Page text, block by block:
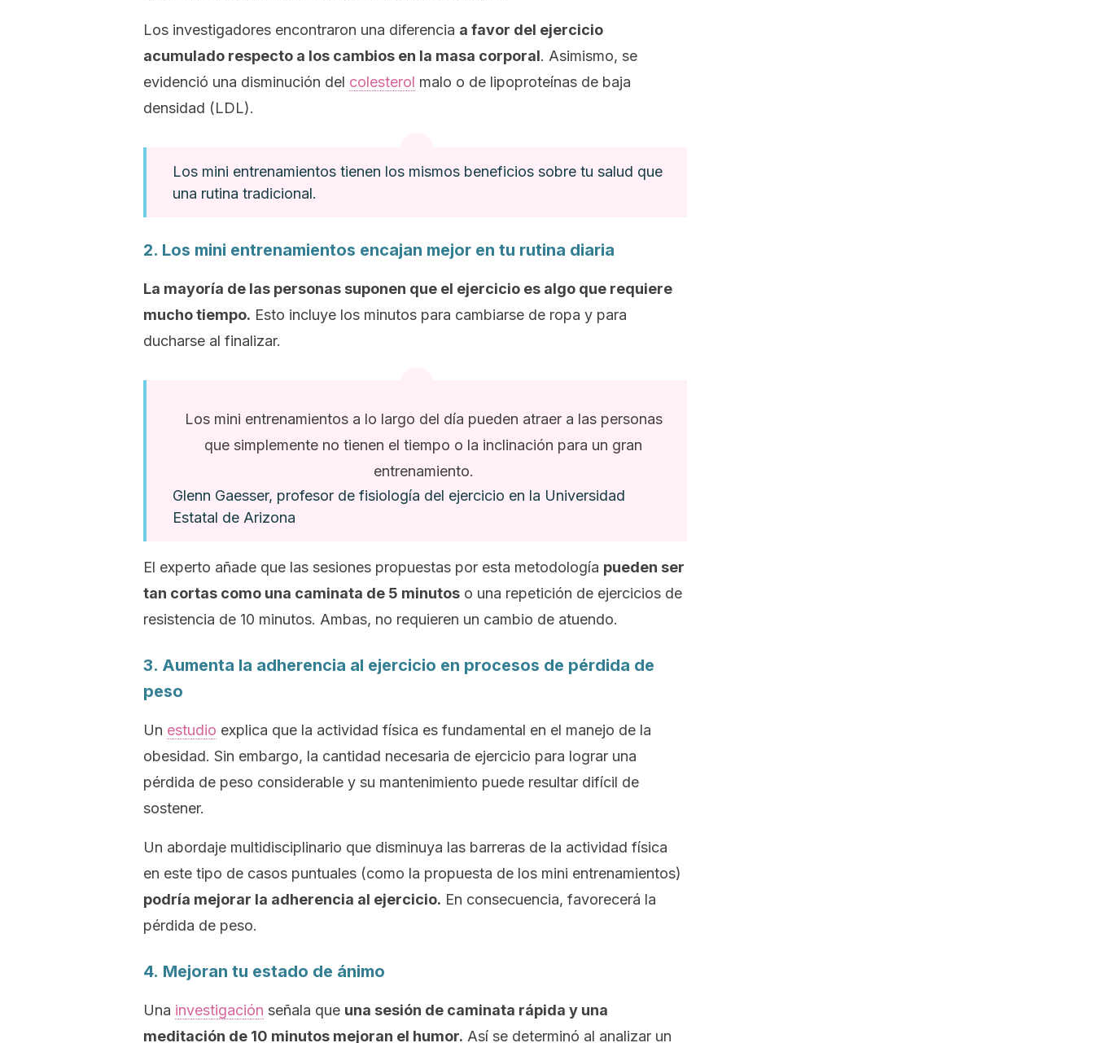
Los investigadores encontraron una diferencia a favor del ejercicio
acumulado respecto a los cambios en la masa corporal. Asimismo, se
evidenció una disminución del colesterol malo o de lipoproteínas de baja
densidad (LDL).
Los mini entrenamientos tienen los mismos beneficios sobre tu salud que
una rutina tradicional.
2. Los mini entrenamientos encajan mejor en tu rutina diaria
La mayoría de las personas suponen que el ejercicio es algo que requiere
mucho tiempo. Esto incluye los minutos para cambiarse de ropa y para
ducharse al finalizar.
Los mini entrenamientos a lo largo del día pueden atraer a las personas
que simplemente no tienen el tiempo o la inclinación para un gran
entrenamiento.
Glenn Gaesser, profesor de fisiología del ejercicio en la Universidad
Estatal de Arizona
El experto añade que las sesiones propuestas por esta metodología pueden ser
tan cortas como una caminata de 5 minutos o una repetición de ejercicios de
resistencia de 10 minutos. Ambas, no requieren un cambio de atuendo.
3. Aumenta la adherencia al ejercicio en procesos de pérdida de
peso
Un estudio explica que la actividad física es fundamental en el manejo de la
obesidad. Sin embargo, la cantidad necesaria de ejercicio para lograr una
pérdida de peso considerable y su mantenimiento puede resultar difícil de
sostener.
Un abordaje multidisciplinario que disminuya las barreras de la actividad física
en este tipo de casos puntuales (como la propuesta de los mini entrenamientos)
podría mejorar la adherencia al ejercicio. En consecuencia, favorecerá la
pérdida de peso.
4. Mejoran tu estado de ánimo
Una investigación señala que una sesión de caminata rápida y una
meditación de 10 minutos mejoran el humor. Así se determinó al analizar un